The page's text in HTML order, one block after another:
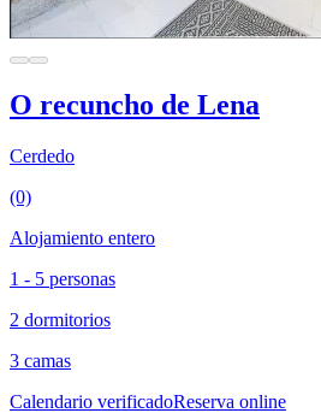
O recuncho de Lena
Cerdedo
(0)
Alojamiento entero
1 - 5 personas
2 dormitorios
3 camas
Calendario verificadoReserva online